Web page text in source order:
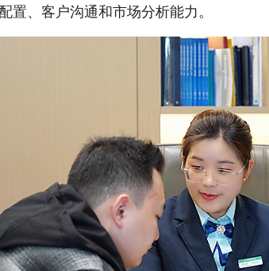
、客户沟通和市场分析能力。